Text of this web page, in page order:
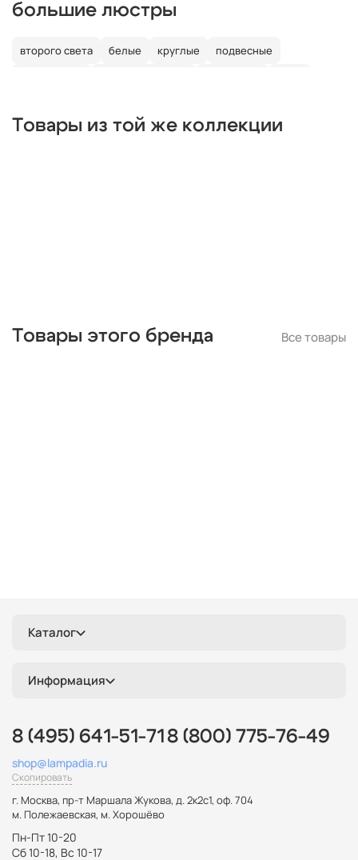
большие люстры
второго света белые круглые
подвесные
Товары из той же коллекции
Товары этого бренда Все товары
Каталог
Информация
8 (495) 641-51-71 8 (800) 775-76-49
shop@lampadia.ru
Скопировать
г. Москва, пр-т Маршала Жукова, д. 2к2с1, оф. 704
м. Полежаевская, м. Хорошёво
Пн-Пт 10-20
Сб 10-18, Вс 10-17